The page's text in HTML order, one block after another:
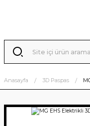
Anasayfa 3D Paspas